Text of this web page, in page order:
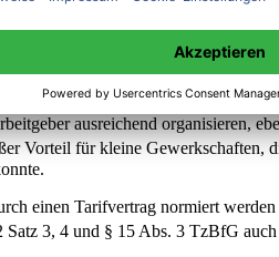
Arbeitverhältnisse in einem
Hinsicht aufgespalten werden
dafür die
ausreichend organisieren,
Vorteil für kleine Gewerkschaften,
einen Tarifvertrag normiert
3, 4 und § 15 Abs. 3 TzBfG